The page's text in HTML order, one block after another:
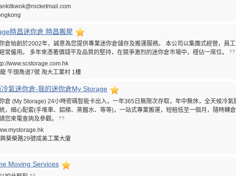
時昌迷你倉 時昌搬屋
倉始創於2002年，誠意為您提供專業迷你倉儲存及搬運服務。 本公司以集團式經營，員
常僱用。 多年來憑著價錢平及品質的堅持，在競爭激烈的迷你倉市場中，穩佔一席位。
www.scstorage.com.hk
牛頭角道7號 淘大工業村 1樓
氣迷你倉-我的迷你倉My Storage
倉 (My Storage) 24小時密碼智能卡出入，一年365日無限次存取，年中無休，全天候冷
，細心配套(手堆車、鋁梯、蒸餾水、等等)，一站式專業搬運，短租低至一個月，隨時轉
您來電查詢及參觀。
葵榮路29號成美工業大廈
Moving Services